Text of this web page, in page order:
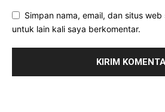
Simpan nama, email, dan situs
untuk lain kali saya berkomentar.